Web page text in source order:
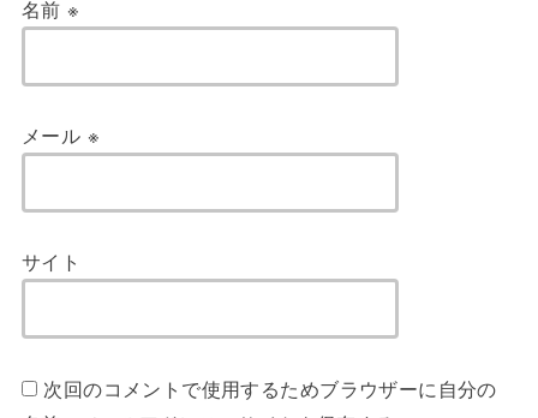
名前※
メール ※
サイト
次回のコメントで使用するためブラウザーに自分の